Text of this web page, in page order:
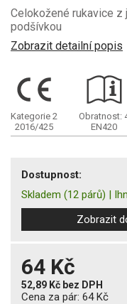
Celokožené rukavice
podšívkou
Zobrazit detailní popis
Kategorie 2
2016/425
Obratnost:
EN420
Dostupnost:
Skladem (12 párů) |
Zobrazit
64 Kč
52,89 Kč bez DPH
Cena za pár: 64 Kč